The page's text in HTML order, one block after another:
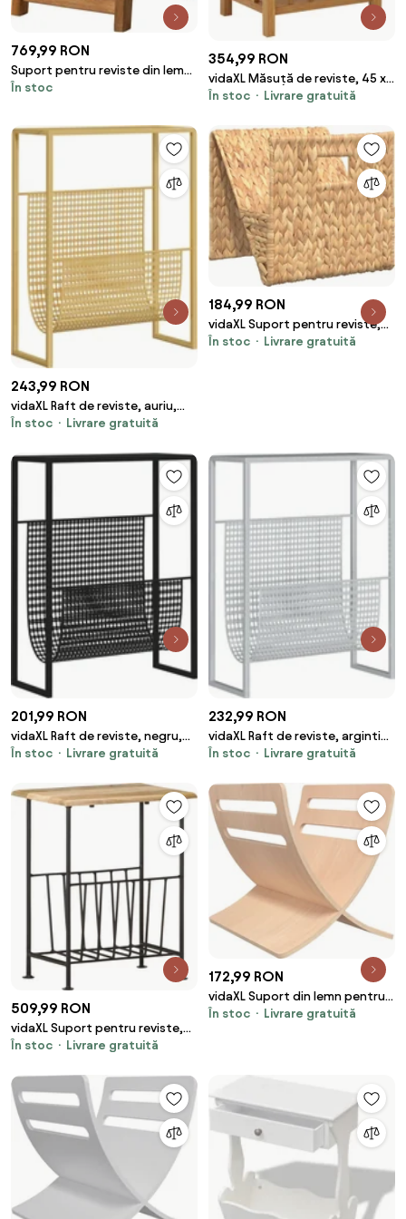
769,99 RON
Suport pentru reviste din lemn ,
"Noort"
În stoc
354,99 RON
vidaXL Măsuță de reviste, 45 x
35 x 55 cm, lemn masiv de
În stoc Livrare gratuită
243,99 RON
vidaXL Raft de reviste, auriu,
35x15x45 cm, oțel
În stoc Livrare gratuită
184,99 RON
vidaXL Suport pentru reviste,
31x31x31 cm, zambilă de apă
În stoc Livrare gratuită
201,99 RON
vidaXL Raft de reviste, negru,
35x15x45 cm, oțel
În stoc Livrare gratuită
232,99 RON
vidaXL Raft de reviste, argintiu,
35x15x45 cm, oțel
În stoc Livrare gratuită
509,99 RON
vidaXL Suport pentru reviste,
40x30x50 cm, lemn masiv de
În stoc Livrare gratuită
172,99 RON
vidaXL Suport din lemn pentru
reviste, vertical, natural
În stoc Livrare gratuită